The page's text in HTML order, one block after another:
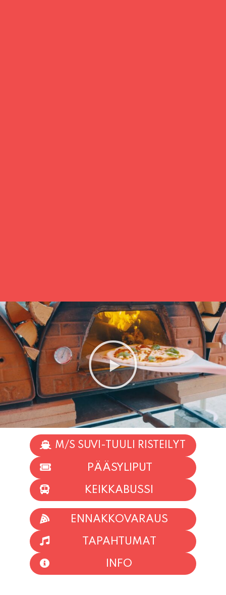
M/S SUVI-TUULI RISTEILYT
PÄÄSYLIPUT
KEIKKABUSSI
TAPAHTUMAT
INFO
HIIO HOI!